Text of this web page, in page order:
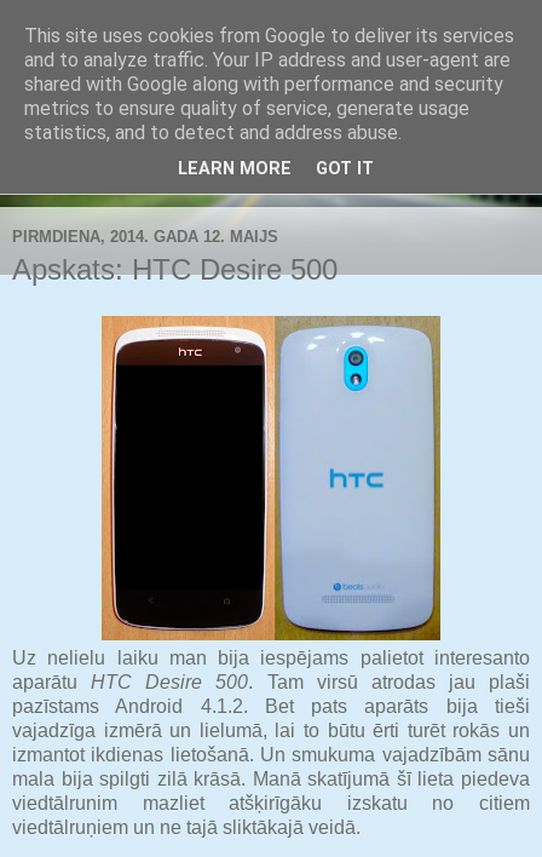
Buldozers.Lv
Subjektīvi par svarīgāko.
PIRMDIENA, 2014. GADA 12. MAIJS
Apskats: HTC Desire 500
Uz nelielu laiku man bija iespējams palietot interesanto
aparātuHTC Desire 500. Tam virsū atrodas jau plaši
pazīstams Android 4.1.2. Bet pats aparāts bija tieši
vajadzīga izmērā un lielumā, lai to būtu ērti turēt rokās un
izmantot ikdienas lietošanā. Un smukuma vajadzībām sānu
mala bija spilgti zilā krāsā. Manā skatījumā šī lieta piedeva
viedtālrunim mazliet atšķirīgāku izskatu no citiem
viedtālruņiem un ne tajā sliktākajā veidā.
This site uses cookies from Google to deliver its services
and to analyze traffic. Your IP address and user-agent are
shared with Google along with performance and security
metrics to ensure quality of service, generate usage
statistics, and to detect and address abuse.
LEARN MORE GOT IT